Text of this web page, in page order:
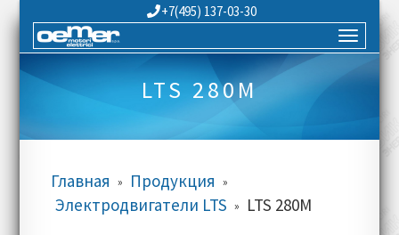
+7(495) 137-03-30
LTS 280M
Главная » Продукция »
Электродвигатели LTS » LTS 280M